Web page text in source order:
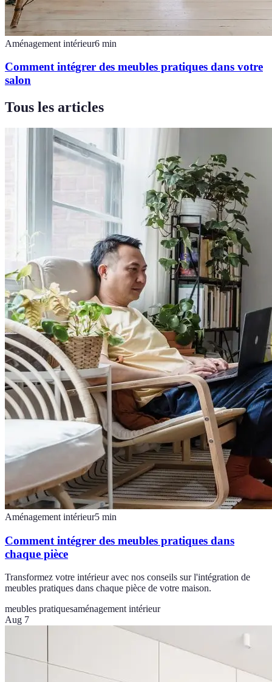
Aménagement intérieur6 min
Comment intégrer des meubles pratiques dans votre
salon
Tous les articles
Aménagement intérieur5 min
Comment intégrer des meubles pratiques dans
chaque pièce
Transformez votre intérieur avec nos conseils sur l'intégration de
meubles pratiques dans chaque pièce de votre maison.
meubles pratiquesaménagement intérieur
Aug 7